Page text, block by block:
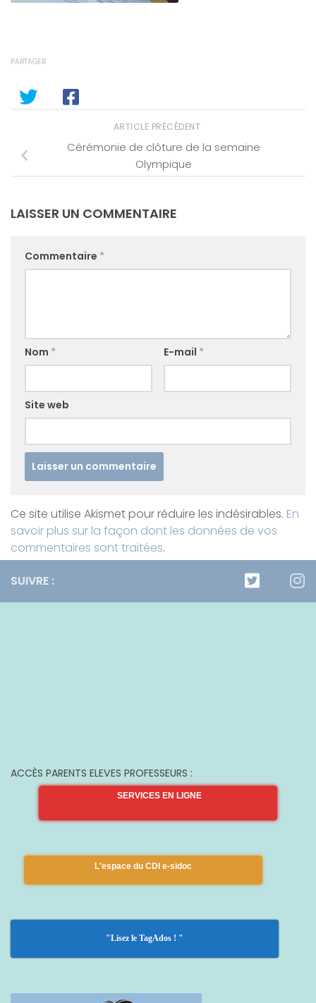
PARTAGER
ARTICLE PRÉCÉDENT
Cérémonie de clôture de la semaine
Olympique
LAISSER UN COMMENTAIRE
Commentaire *
Nom * E-mail *
Site web
Ce site utilise Akismet pour réduire les indésirables. En
savoir plus sur la façon dont les données de vos
commentaires sont traitées.
SUIVRE :
ACCÈS PARENTS ELEVES PROFESSEURS :
SERVICES EN LIGNE
L'espace du CDI e-sidoc
"Lisez le TagAdos ! "